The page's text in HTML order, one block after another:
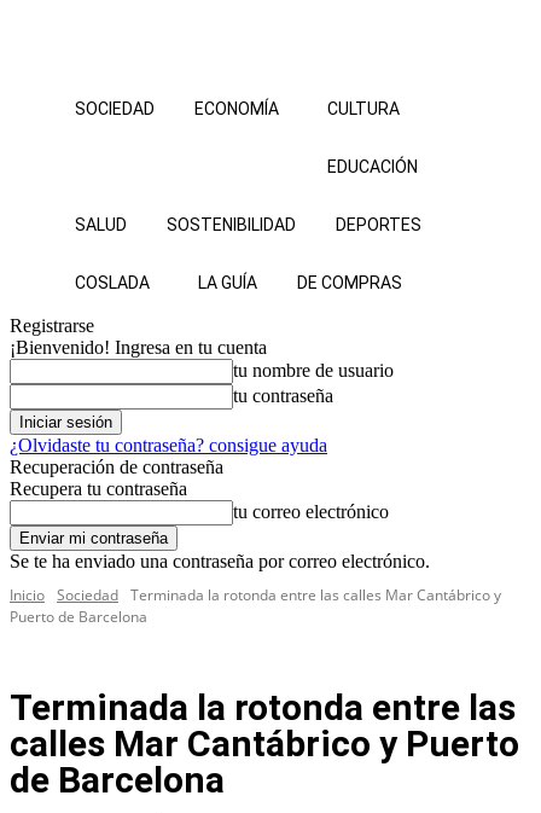
SOCIEDAD ECONOMÍA CULTURA
EDUCACIÓN
SALUD SOSTENIBILIDAD DEPORTES
COSLADA LA GUÍA DE COMPRAS
Registrarse
¡Bienvenido! Ingresa en tu cuenta
tu nombre de usuario
tu contraseña
¿Olvidaste tu contraseña? consigue ayuda
Recuperación de contraseña
Recupera tu contraseña
tu correo electrónico
Se te ha enviado una contraseña por correo electrónico.
Inicio Sociedad Terminada la rotonda entre las calles Mar Cantábrico y
Puerto de Barcelona
Terminada la rotonda entre las
calles Mar Cantábrico y Puerto
de Barcelona